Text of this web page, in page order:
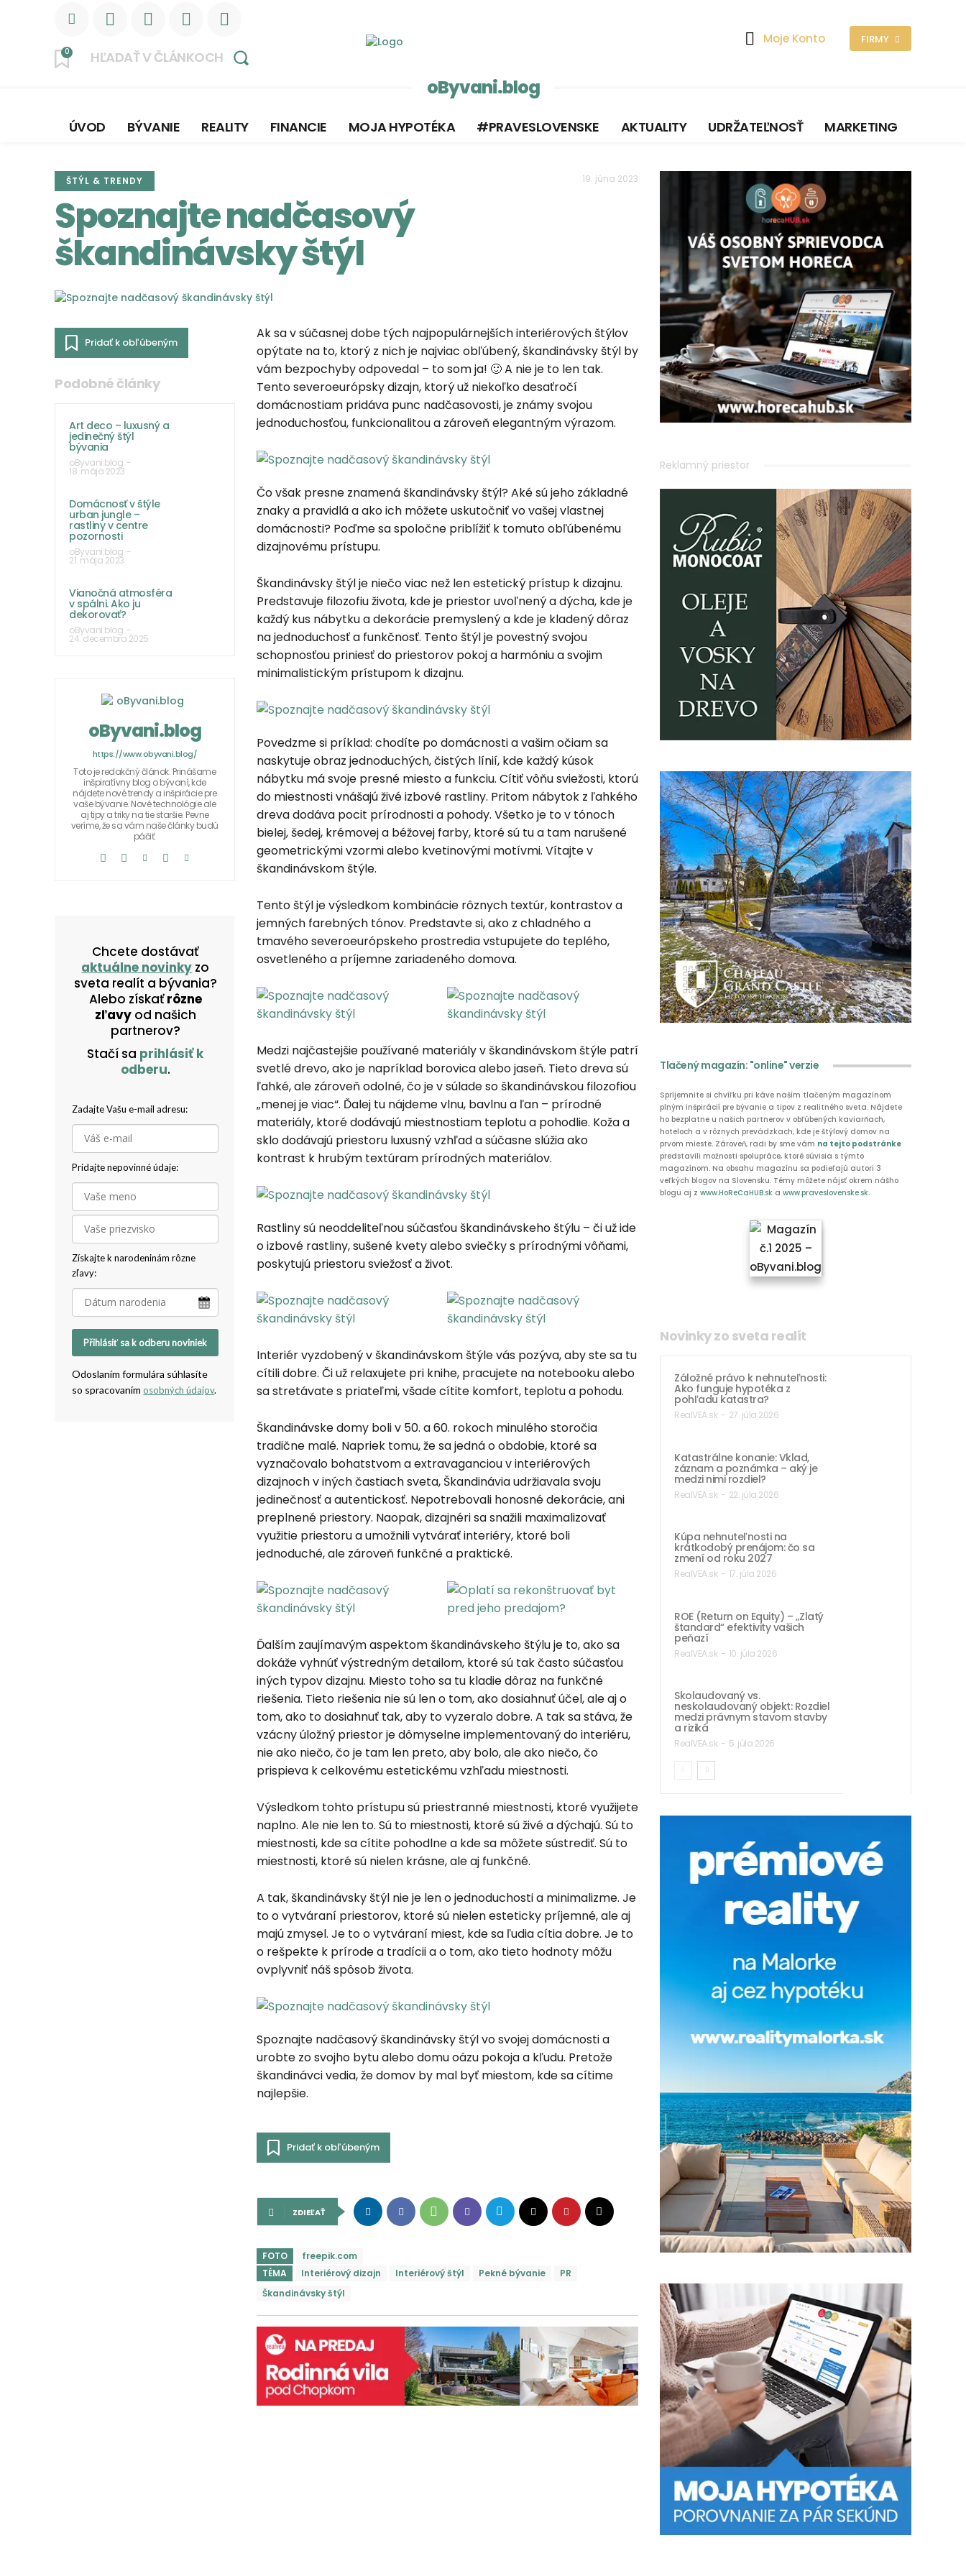
0 HĽADAŤ V ČLÁNKOCH
Moje Konto FIRMY
oByvani.blog
ÚVOD BÝVANIE REALITY FINANCIE MOJA HYPOTÉKA #PRAVESLOVENSKE AKTUALITY UDRŽATEĽNOSŤ MARKETING
ŠTÝL & TRENDY 19. júna 2023
Spoznajte nadčasový
škandinávsky štýl
Pridať k obľúbeným
Podobné články
Art deco – luxusný a
jedinečný štýl
bývania
oByvani.blog -
18. mája 2023
Domácnosť v štýle
urban jungle –
rastliny v centre
pozornosti
oByvani.blog -
21. mája 2023
Vianočná atmosféra
v spálni. Ako ju
dekorovať?
oByvani.blog -
24. decembra 2025
oByvani.blog
https://www.obyvani.blog/
Toto je redakčný článok. Prinášame
inšpiratívny blog o bývaní, kde
nájdete nové trendy a inšpirácie pre
vaše bývanie. Nové technológie ale
aj tipy a triky na tie staršie. Pevne
veríme, že sa vám naše články budú
páčiť.
Chcete dostávať
aktuálne novinky zo
sveta realít a bývania?
Alebo získaťrôzne
zľavy od našich
partnerov?
Stačí sa prihlásiť k
odberu.
Zadajte Vašu e-mail adresu:
Pridajte nepovinné údaje:
Získajte k narodeninám rôzne
zľavy:
Přihlásiť sa k odberu noviniek
Odoslaním formulára súhlasíte
so spracovanímosobných údajov.
Ak sa v súčasnej dobe tých najpopulárnejších interiérových štýlov
opýtate na to, ktorý z nich je najviac obľúbený, škandinávsky štýl by
vám bezpochyby odpovedal – to som ja! 🙂 A nie je to len tak.
Tento severoeurópsky dizajn, ktorý už niekoľko desaťročí
domácnostiam pridáva punc nadčasovosti, je známy svojou
jednoduchosťou, funkcionalitou a zároveň elegantným výrazom.
Čo však presne znamená škandinávsky štýl? Aké sú jeho základné
znaky a pravidlá a ako ich môžete uskutočniť vo vašej vlastnej
domácnosti? Poďme sa spoločne priblížiť k tomuto obľúbenému
dizajnovému prístupu.
Škandinávsky štýl je niečo viac než len estetický prístup k dizajnu.
Predstavuje filozofiu života, kde je priestor uvoľnený a dýcha, kde je
každý kus nábytku a dekorácie premyslený a kde je kladený dôraz
na jednoduchosť a funkčnosť. Tento štýl je povestný svojou
schopnosťou priniesť do priestorov pokoj a harmóniu a svojim
minimalistickým prístupom k dizajnu.
Povedzme si príklad: chodíte po domácnosti a vašim očiam sa
naskytuje obraz jednoduchých, čistých línií, kde každý kúsok
nábytku má svoje presné miesto a funkciu. Cítiť vôňu sviežosti, ktorú
do miestnosti vnášajú živé izbové rastliny. Pritom nábytok z ľahkého
dreva dodáva pocit prírodnosti a pohody. Všetko je to v tónoch
bielej, šedej, krémovej a béžovej farby, ktoré sú tu a tam narušené
geometrickými vzormi alebo kvetinovými motívmi. Vítajte v
škandinávskom štýle.
Tento štýl je výsledkom kombinácie rôznych textúr, kontrastov a
jemných farebných tónov. Predstavte si, ako z chladného a
tmavého severoeurópskeho prostredia vstupujete do teplého,
osvetleného a príjemne zariadeného domova.
Medzi najčastejšie používané materiály v škandinávskom štýle patrí
svetlé drevo, ako je napríklad borovica alebo jaseň. Tieto dreva sú
ľahké, ale zároveň odolné, čo je v súlade so škandinávskou filozofiou
„menej je viac“. Ďalej tu nájdeme vlnu, bavlnu a ľan – prírodné
materiály, ktoré dodávajú miestnostiam teplotu a pohodlie. Koža a
sklo dodávajú priestoru luxusný vzhľad a súčasne slúžia ako
kontrast k hrubým textúram prírodných materiálov.
Rastliny sú neoddeliteľnou súčasťou škandinávskeho štýlu – či už ide
o izbové rastliny, sušené kvety alebo sviečky s prírodnými vôňami,
poskytujú priestoru sviežosť a život.
Interiér vyzdobený v škandinávskom štýle vás pozýva, aby ste sa tu
cítili dobre. Či už relaxujete pri knihe, pracujete na notebooku alebo
sa stretávate s priateľmi, všade cítite komfort, teplotu a pohodu.
Škandinávske domy boli v 50. a 60. rokoch minulého storočia
tradične malé. Napriek tomu, že sa jedná o obdobie, ktoré sa
vyznačovalo bohatstvom a extravaganciou v interiérových
dizajnoch v iných častiach sveta, Škandinávia udržiavala svoju
jedinečnosť a autentickosť. Nepotrebovali honosné dekorácie, ani
preplnené priestory. Naopak, dizajnéri sa snažili maximalizovať
využitie priestoru a umožnili vytvárať interiéry, ktoré boli
jednoduché, ale zároveň funkčné a praktické.
Ďalším zaujímavým aspektom škandinávskeho štýlu je to, ako sa
dokáže vyhnúť výstredným detailom, ktoré sú tak často súčasťou
iných typov dizajnu. Miesto toho sa tu kladie dôraz na funkčné
riešenia. Tieto riešenia nie sú len o tom, ako dosiahnuť účel, ale aj o
tom, ako to dosiahnuť tak, aby to vyzeralo dobre. A tak sa stáva, že
vzácny úložný priestor je dômyselne implementovaný do interiéru,
nie ako niečo, čo je tam len preto, aby bolo, ale ako niečo, čo
prispieva k celkovému estetickému vzhľadu miestnosti.
Výsledkom tohto prístupu sú priestranné miestnosti, ktoré využijete
naplno. Ale nie len to. Sú to miestnosti, ktoré sú živé a dýchajú. Sú to
miestnosti, kde sa cítite pohodlne a kde sa môžete sústrediť. Sú to
miestnosti, ktoré sú nielen krásne, ale aj funkčné.
A tak, škandinávsky štýl nie je len o jednoduchosti a minimalizme. Je
to o vytváraní priestorov, ktoré sú nielen esteticky príjemné, ale aj
majú zmysel. Je to o vytváraní miest, kde sa ľudia cítia dobre. Je to
o rešpekte k prírode a tradícii a o tom, ako tieto hodnoty môžu
ovplyvniť náš spôsob života.
Spoznajte nadčasový škandinávsky štýl vo svojej domácnosti a
urobte zo svojho bytu alebo domu oázu pokoja a kľudu. Pretože
škandinávci vedia, že domov by mal byť miestom, kde sa cítime
najlepšie.
Pridať k obľúbeným
ZDIEĽAŤ
FOTO
freepik.com
TÉMA
Interiérový dizajn Interiérový štýl Pekné bývanie
PR
Škandinávsky štýl
Reklamný priestor
Tlačený magazín: "online" verzie
Spríjemnite si chvíľku pri káve naším tlačeným magazínom
plným inšpirácií pre bývanie a tipov z realitného sveta. Nájdete
ho bezplatne u našich partnerov v obľúbených kaviarňach,
hoteloch a v rôznych prevádzkach, kde je štýlový domov na
prvom mieste. Zároveň, radi by sme vám na tejto podstránke
predstavili možnosti spolupráce, ktoré súvisia s týmto
magazínom. Na obsahu magazínu sa podieľajú autori 3
veľkých blogov na Slovensku. Témy môžete nájsť okrem nášho
blogu aj z www.HoReCaHUB.sk a www.praveslovenske.sk.
Novinky zo sveta realít
Záložné právo k nehnuteľnosti:
Ako funguje hypotéka z
pohľadu katastra?
RealVEA.sk - 27. júla 2026
Katastrálne konanie: Vklad,
záznam a poznámka – aký je
medzi nimi rozdiel?
RealVEA.sk - 22. júla 2026
Kúpa nehnuteľnosti na
krátkodobý prenájom: čo sa
zmení od roku 2027
RealVEA.sk - 17. júla 2026
ROE (Return on Equity) – „Zlatý
štandard“ efektivity vašich
peňazí
RealVEA.sk - 10. júla 2026
Skolaudovaný vs.
neskolaudovaný objekt: Rozdiel
medzi právnym stavom stavby
a riziká
RealVEA.sk - 5. júla 2026